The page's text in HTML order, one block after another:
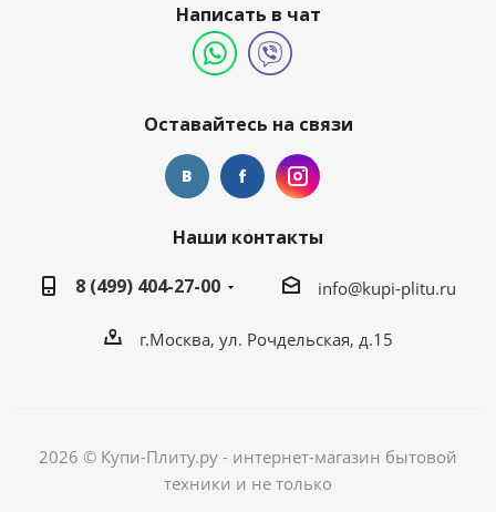
Написать в чат
Оставайтесь на связи
Наши контакты
8 (499) 404-27-00
info@kupi-plitu.ru
г.Москва, ул. Рочдельская, д.15
2026 © Купи-Плиту.ру - интернет-магазин бытовой
техники и не только